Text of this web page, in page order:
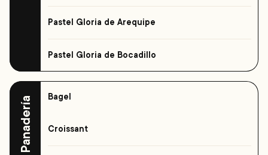
Pastel Gloria de Arequipe
Pastel Gloria de Bocadillo
Panadería Bagel
Croissant